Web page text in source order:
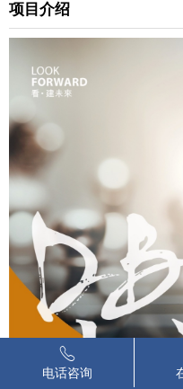
项目介绍
电话咨询